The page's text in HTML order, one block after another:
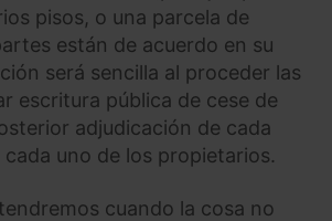
pisos, o una parcela de
están de acuerdo en su
será sencilla al proceder las
escritura pública de cese de
adjudicación de cada
uno de los propietarios.
cuando la cosa no